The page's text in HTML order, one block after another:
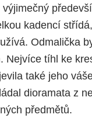
kadencí
Odmalička
Nejvíce tíhl ke
také jeho
dioramata z
předmětů.